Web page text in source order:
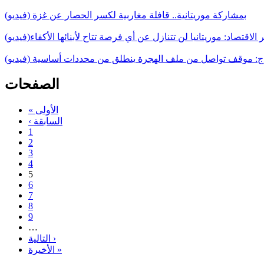
بمشاركة موريتانية.. قافلة مغاربية لكسر الحصار عن غزة (فيديو)
الاقتصاد: موريتانيا لن تتنازل عن أي فرصة تتاح لأبنائها الأكفاء(فيديو)
موقف تواصل من ملف الهجرة ينطلق من محددات أساسية (فيديو)
الصفحات
« الأولى
‹ السابقة
1
2
3
4
5
6
7
8
9
…
التالية ›
الأخيرة »